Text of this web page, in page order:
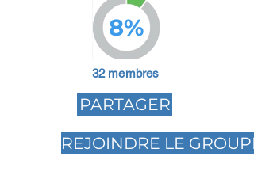
8%
32 membres
PARTAGER
REJOINDRE LE GROUPE